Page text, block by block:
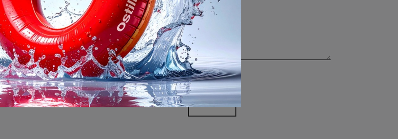
Ho preso visione dellaPrivacy Policy
Invia